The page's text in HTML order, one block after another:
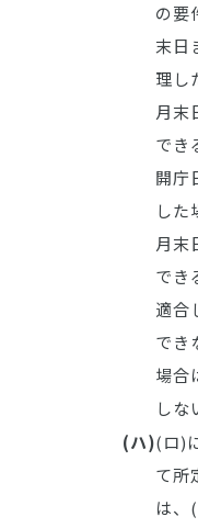
の要
末日
理し
月末
でき
開庁
した
月末
でき
適合
でき
場合
しな
(ハ)(ロ)
て所
は、